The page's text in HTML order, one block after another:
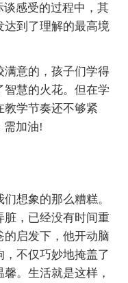
谈感受的过程中，其
达到了理解的最高境
满意的，孩子们学得
智慧的火花。但在学
教学节奏还不够紧
需加油!
想象的那么糟糕。
脏，已经没有时间重
启发下，他开动脑
不仅巧妙地掩盖了
。生活就是这样，